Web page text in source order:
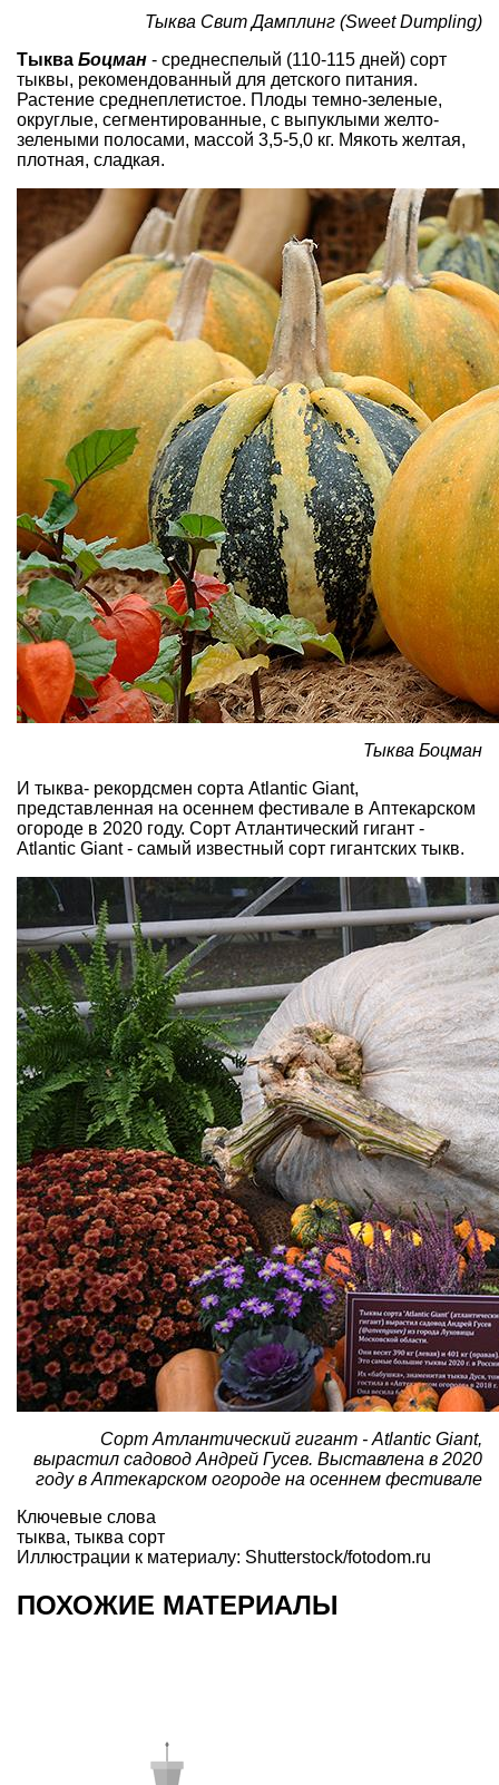
Тыква Свит Дамплинг (Sweet Dumpling)
Тыква Боцман - среднеспелый (110-115 дней) сорт
тыквы, рекомендованный для детского питания.
Растение среднеплетистое. Плоды темно-зеленые,
округлые, сегментированные, с выпуклыми желто-
зелеными полосами, массой 3,5-5,0 кг. Мякоть желтая,
плотная, сладкая.
Тыква Боцман
И тыква- рекордсмен сорта Atlantic Giant,
представленная на осеннем фестивале в Аптекарском
огороде в 2020 году. Сорт Атлантический гигант -
Atlantic Giant - самый известный сорт гигантских тыкв.
Сорт Атлантический гигант - Atlantic Giant,
вырастил садовод Андрей Гусев. Выставлена в 2020
году в Аптекарском огороде на осеннем фестивале
Ключевые слова
тыква, тыква сорт
Иллюстрации к материалу: Shutterstock/fotodom.ru
ПОХОЖИЕ МАТЕРИАЛЫ